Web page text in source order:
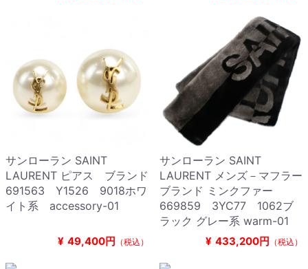
サンローラン SAINT
LAURENT ピアス ブランド
691563 Y1526 9018ホワ
イト系 accessory-01
¥ 49,400円 （税込）
サンローラン SAINT
LAURENT メンズ－マフラー
ブランド ミンクファー
669859 3YC77 1062ブ
ラック グレー系 warm-01
¥ 433,200円 （税込）